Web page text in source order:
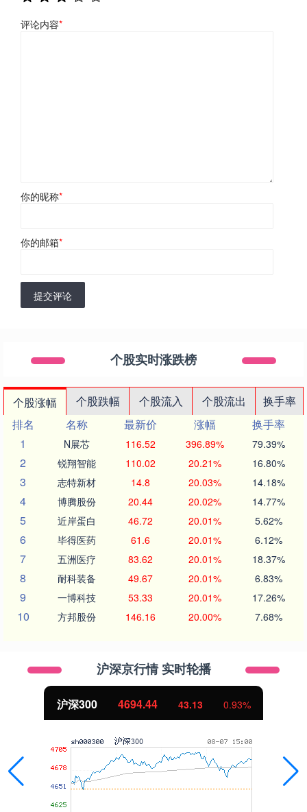
评论内容*
你的昵称*
你的邮箱*
提交评论
个股实时涨跌榜
个股涨幅 个股跌幅 个股流入 个股流出
换手率
排名
名称 最新价 涨幅
换手率
1
N展芯 116.52 396.89% 79.39%
2 锐翔智能 110.02 20.21% 16.80%
3 志特新材 14.8 20.03% 14.18%
4 博腾股份 20.44 20.02% 14.77%
5 近岸蛋白 46.72 20.01% 5.62%
6 毕得医药 61.6 20.01% 6.12%
7 五洲医疗 83.62 20.01% 18.37%
8 耐科装备 49.67 20.01% 6.83%
9 一博科技 53.33 20.01% 17.26%
10 方邦股份 146.16 20.00% 7.68%
沪深京行情 实时轮播
0.93% 北证50 1134.24